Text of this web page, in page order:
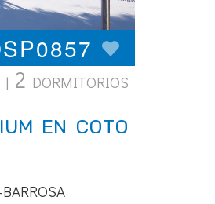
| 2 DORMITORIOS
EN COTO